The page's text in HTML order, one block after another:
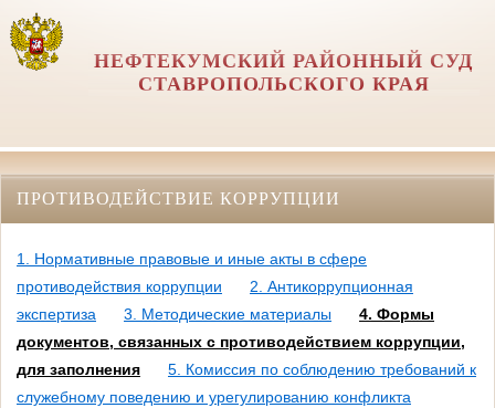
НЕФТЕКУМСКИЙ РАЙОННЫЙ СУД
СТАВРОПОЛЬСКОГО КРАЯ
ПРОТИВОДЕЙСТВИЕ КОРРУПЦИИ
1. Нормативные правовые и иные акты в сфере
противодействия коррупции
2. Антикоррупционная
экспертиза
3. Методические материалы
4. Формы
документов, связанных с противодействием коррупции,
для заполнения
5. Комиссия по соблюдению требований к
служебному поведению и урегулированию конфликта